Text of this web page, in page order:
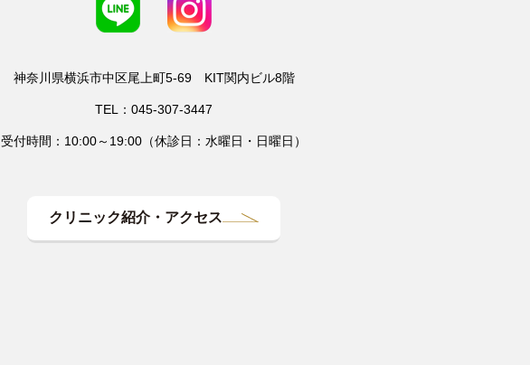
神奈川県横浜市中区尾上町5-69 KIT関内ビル8階
TEL：045-307-3447
受付時間：10:00～19:00（休診日：水曜日・日曜日）
クリニック紹介・アクセス